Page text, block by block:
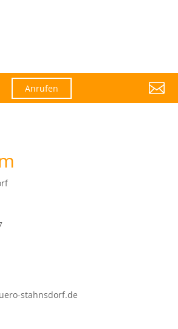
Anrufen 
stahnsdorf.de